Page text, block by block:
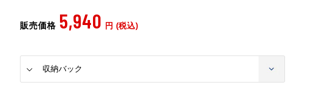
販売価格 5,940 円 (税込)